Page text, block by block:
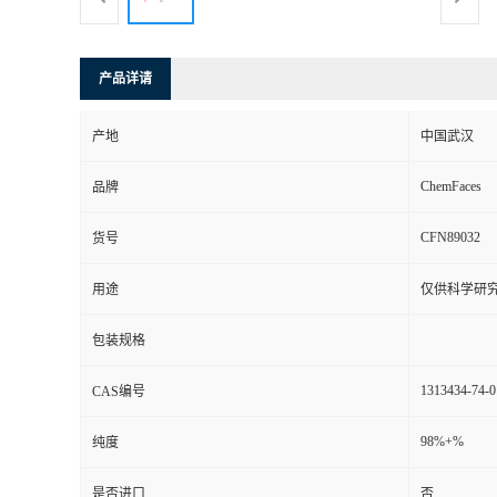
产品详请
产地 中国武汉
品牌 ChemFaces
货号 CFN89032
用途 仅供科学研
包装规格
CAS编号 1313434-74-0
纯度 98%+%
是否进口 否